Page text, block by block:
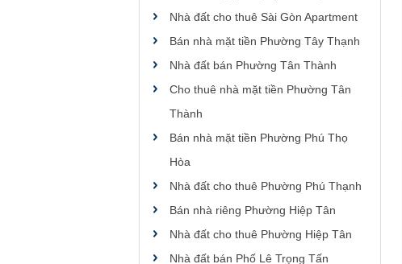
Nhà đất cho thuê Sài Gòn Apartment
Bán nhà mặt tiền Phường Tây Thạnh
Nhà đất bán Phường Tân Thành
Cho thuê nhà mặt tiền Phường Tân
Thành
Bán nhà mặt tiền Phường Phú Thọ
Hòa
Nhà đất cho thuê Phường Phú Thạnh
Bán nhà riêng Phường Hiệp Tân
Nhà đất cho thuê Phường Hiệp Tân
Nhà đất bán Phố Lê Trọng Tấn